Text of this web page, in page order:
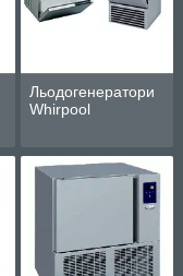
Льодогенератори
Whirpool